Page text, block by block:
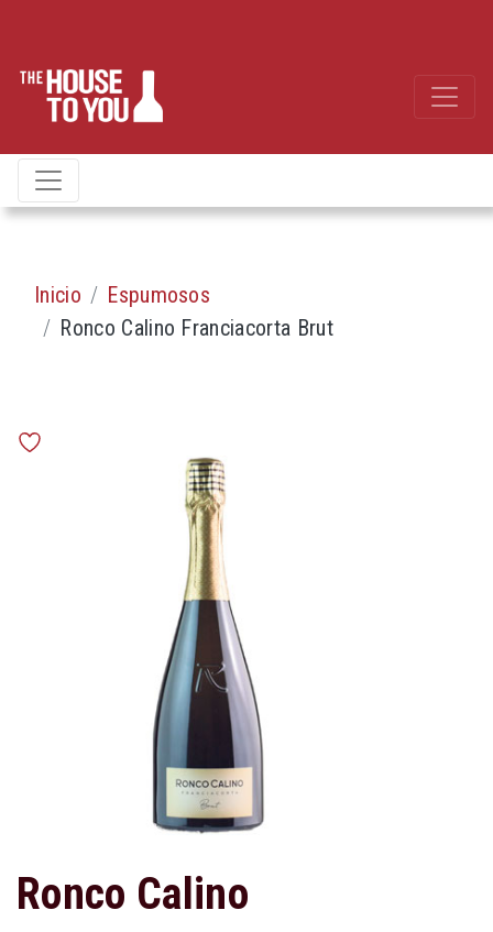
Inicio
Espumosos
Ronco Calino Franciacorta Brut
Ronco Calino